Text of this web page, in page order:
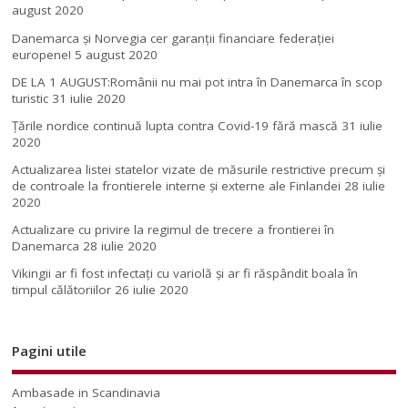
august 2020
Danemarca și Norvegia cer garanții financiare federației
europene! 5 august 2020
DE LA 1 AUGUST:Românii nu mai pot intra în Danemarca în scop
turistic 31 iulie 2020
Țările nordice continuă lupta contra Covid-19 fără mască 31 iulie
2020
Actualizarea listei statelor vizate de măsurile restrictive precum și
de controale la frontierele interne și externe ale Finlandei 28 iulie
2020
Actualizare cu privire la regimul de trecere a frontierei în
Danemarca 28 iulie 2020
Vikingii ar fi fost infectaţi cu variolă şi ar fi răspândit boala în
timpul călătoriilor 26 iulie 2020
Pagini utile
Ambasade in Scandinavia